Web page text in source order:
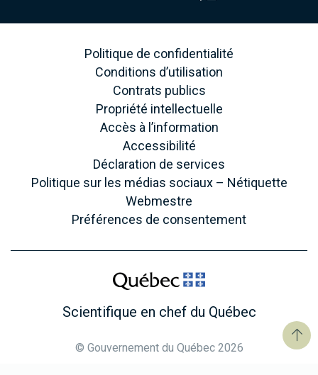
Politique de confidentialité
Conditions d’utilisation
Contrats publics
Propriété intellectuelle
Accès à l’information
Accessibilité
Déclaration de services
Politique sur les médias sociaux – Nétiquette
Webmestre
Préférences de consentement
Scientifique en chef du Québec
© Gouvernement du Québec 2026